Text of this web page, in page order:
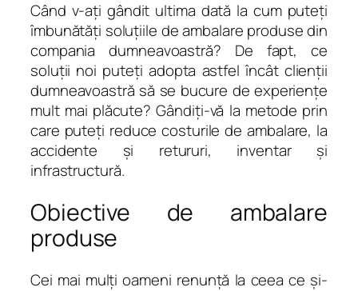
Când v-aţi gândit ultima dată la cum puteţi
îmbunătăţi soluţiile de ambalare produse din
compania dumneavoastră? De fapt, ce
soluţii noi puteţi adopta astfel încât clienţii
dumneavoastră să se bucure de experienţe
mult mai plăcute? Gândiţi-vă la metode prin
care puteţi reduce costurile de ambalare, la
accidente şi retururi, inventar şi
infrastructură.
Obiective de ambalare
produse
Cei mai mulţi oameni renunţă la ceea ce şi-